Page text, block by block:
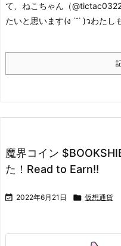
て、 ねこちゃん（
たいと思います(ง ˙˘˙ )วわたし
魔界コイン
た！Read to Earn!!
 2022年6月21日  仮想通貨